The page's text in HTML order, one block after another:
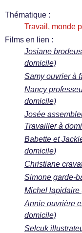
Thématique :
Travail, monde
Films en lien :
Josiane
domicile)
Samy ouvrier à
Nancy
domicile)
Josée
Travailler à
Babette et
domicile)
Christiane
Simone garde-
Michel lapidaire
Annie ouvrière
domicile)
Selcuk